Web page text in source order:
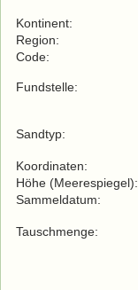
Kontinent:
Region:
Code:
Fundstelle:
Sandtyp:
Koordinaten:
Höhe (Meerespiegel):
Sammeldatum:
Tauschmenge: